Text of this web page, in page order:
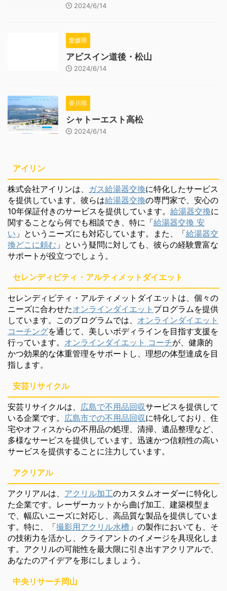
2024/6/14
愛媛県
アビスイン道後・松山
2024/6/14
香川県
シャトーエスト高松
2024/6/14
アイリン
株式会社アイリンは、 ガス給湯器交換に特化したサービス
を提供しています。彼らは給湯器交換の専門家で、安心の
10年保証付きのサービスを提供しています。 給湯器交換に
関することなら何でも相談でき、特に「給湯器交換 安
い 」というニーズにも対応しています。また、「給湯器交
換どこに頼む 」という疑問に対しても、彼らの経験豊富な
サポートが役立つでしょう。
セレンディピティ・アルティメットダイエット
セレンディピティ・アルティメットダイエットは、個々の
ニーズに合わせたオンラインダイエット プログラムを提供
しています。このプログラムでは、 オンラインダイエット
コーチングを通じて、美しいボディラインを目指す支援を
行っています。 オンラインダイエット コーチが、健康的
かつ効果的な体重管理をサポートし、理想の体型達成を目
指します。
安芸リサイクル
安芸リサイクルは、 広島で不用品回収サービスを提供して
いる企業です。 広島市での不用品回収に特化しており、住
宅やオフィスからの不用品の処理、清掃、遺品整理など、
多様なサービスを提供しています。迅速かつ信頼性の高い
サービスを提供することに注力しています。
アクリアル
アクリアルは、 アクリル加工のカスタムオーダーに特化し
た企業です。レーザーカットから曲げ加工、建築模型ま
で、幅広いニーズに対応し、高品質な製品を提供していま
す。特に、「撮影用アクリル水槽 」の製作においても、そ
の技術力を活かし、クライアントのイメージを具現化しま
す。アクリルの可能性を最大限に引き出すアクリアルで、
あなたのアイデアを形にしましょう。
中央リサーチ岡山